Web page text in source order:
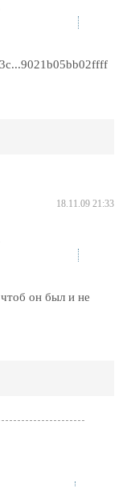
18.11.09 21:33
он был и не